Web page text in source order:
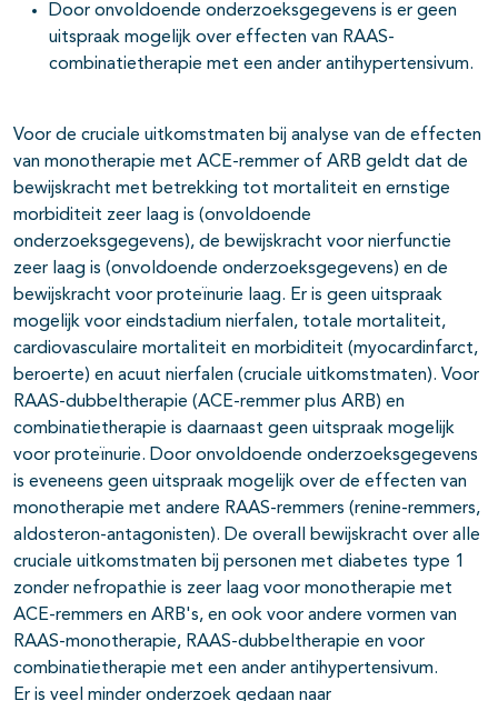
Door onvoldoende onderzoeksgegevens is er geen
uitspraak mogelijk over effecten van RAAS-
combinatietherapie met een ander antihypertensivum.
Voor de cruciale uitkomstmaten bij analyse van de effecten
van monotherapie met ACE-remmer of ARB geldt dat de
bewijskracht met betrekking tot mortaliteit en ernstige
morbiditeit zeer laag is (onvoldoende
onderzoeksgegevens), de bewijskracht voor nierfunctie
zeer laag is (onvoldoende onderzoeksgegevens) en de
bewijskracht voor proteïnurie laag. Er is geen uitspraak
mogelijk voor eindstadium nierfalen, totale mortaliteit,
cardiovasculaire mortaliteit en morbiditeit (myocardinfarct,
beroerte) en acuut nierfalen (cruciale uitkomstmaten). Voor
RAAS-dubbeltherapie (ACE-remmer plus ARB) en
combinatietherapie is daarnaast geen uitspraak mogelijk
voor proteïnurie. Door onvoldoende onderzoeksgegevens
is eveneens geen uitspraak mogelijk over de effecten van
monotherapie met andere RAAS-remmers (renine-remmers,
aldosteron-antagonisten). De overall bewijskracht over alle
cruciale uitkomstmaten bij personen met diabetes type 1
zonder nefropathie is zeer laag voor monotherapie met
ACE-remmers en ARB's, en ook voor andere vormen van
RAAS-monotherapie, RAAS-dubbeltherapie en voor
combinatietherapie met een ander antihypertensivum.
Er is veel minder onderzoek gedaan naar